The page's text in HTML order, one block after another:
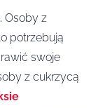
Osoby z
potrzebują
swoje
z cukrzycą